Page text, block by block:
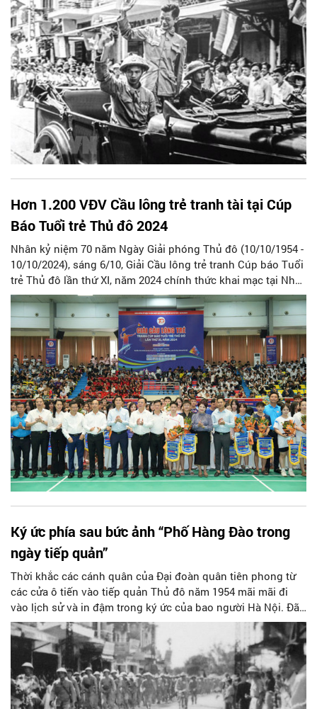
thu vào ống kính. Dù số lượng không nhiều nhưng những
bức ảnh để đời ấy chính là những tư liệu lịch sử vô giá của
Thủ đô.
Hơn 1.200 VĐV Cầu lông trẻ tranh tài tại Cúp
Báo Tuổi trẻ Thủ đô 2024
Nhân kỷ niệm 70 năm Ngày Giải phóng Thủ đô (10/10/1954 -
10/10/2024), sáng 6/10, Giải Cầu lông trẻ tranh Cúp báo Tuổi
trẻ Thủ đô lần thứ XI, năm 2024 chính thức khai mạc tại Nhà
Thi đấu Cầu Giấy (quận Cầu giấy, TP Hà Nội).
Ký ức phía sau bức ảnh “Phố Hàng Đào trong
ngày tiếp quản”
Thời khắc các cánh quân của Đại đoàn quân tiên phong từ
các cửa ô tiến vào tiếp quản Thủ đô năm 1954 mãi mãi đi
vào lịch sử và in đậm trong ký ức của bao người Hà Nội. Đã
có nhiều tác phẩm nhiếp ảnh ghi dấu thời khắc hào hùng
“đoàn quân kéo về mùa thu ấy/ nhịp trống rung ba mươi sáu
phố phường” ấy trong đó có tác phẩm “Phố Hàng Đào trong
ngày tiếp quản” của ông Lê Sửu (một người dân Hà Nội).
Bức ảnh giản dị, chân thực, có ý nghĩa lịch sử không chỉ với
riêng gia đình ông mà còn là khoảnh khắc vô cùng đặc bi